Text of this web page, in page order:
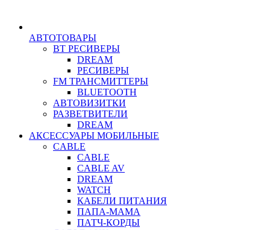
АВТОТОВАРЫ
BT РЕСИВЕРЫ
DREAM
РЕСИВЕРЫ
FM ТРАНСМИТТЕРЫ
BLUETOOTH
АВТОВИЗИТКИ
РАЗВЕТВИТЕЛИ
DREAM
АКСЕССУАРЫ МОБИЛЬНЫЕ
CABLE
CABLE
CABLE AV
DREAM
WATCH
КАБЕЛИ ПИТАНИЯ
ПАПА-МАМА
ПАТЧ-КОРДЫ